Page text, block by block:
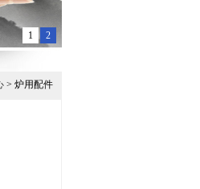
1 2
> 炉用配件